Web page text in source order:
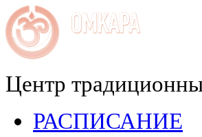
Центр
РАСПИСАНИЕ